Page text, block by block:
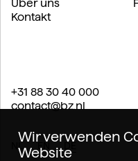
Wir verwenden
Website
Über uns
Kontakt
+31 88 30 40 000
contact@bz.nl
NL EN